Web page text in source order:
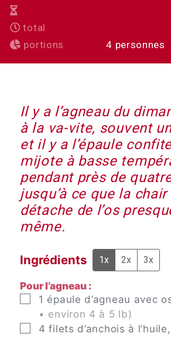
total
portions
4 personnes
Il y a l’agneau du
à la va-vite, souvent
et il y a l’épaule
mijote à basse
pendant près de
jusqu’à ce que la chair
détache de l’os
même.
Ingrédients 1x 2x 3x
Pour l’agneau :
▢
1 épaule d’agneau avec
• environ 4 à 5 lb)
▢
4 filets d’anchois à